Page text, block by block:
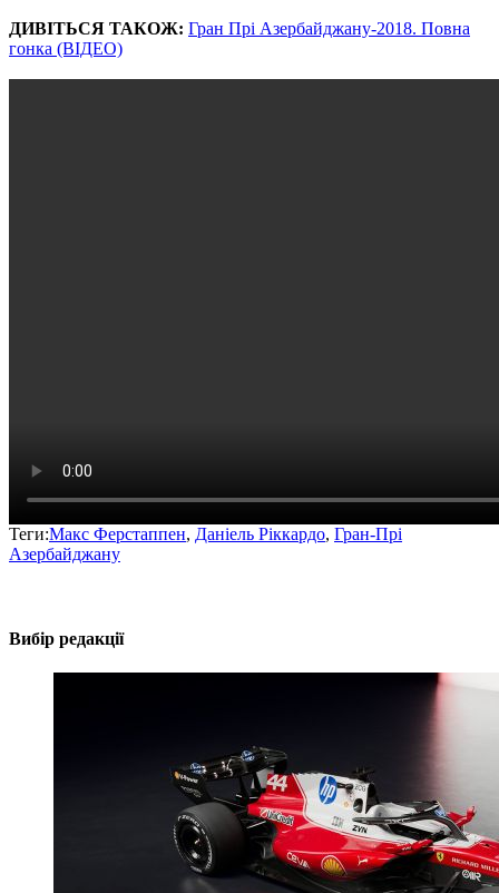
ДИВІТЬСЯ ТАКОЖ: Гран Прі Азербайджану-2018. Повна
гонка (ВІДЕО)
Теги:Макс Ферстаппен, Даніель Ріккардо, Гран-Прі
Азербайджану
Вибір редакції